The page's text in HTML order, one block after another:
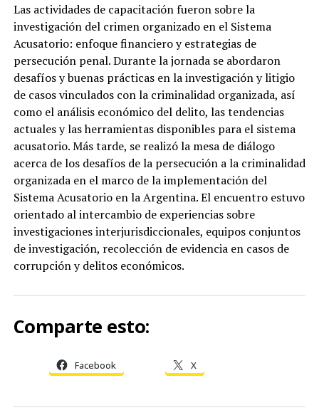
Las actividades de capacitación fueron sobre la
investigación del crimen organizado en el Sistema
Acusatorio: enfoque financiero y estrategias de
persecución penal. Durante la jornada se abordaron
desafíos y buenas prácticas en la investigación y litigio
de casos vinculados con la criminalidad organizada, así
como el análisis económico del delito, las tendencias
actuales y las herramientas disponibles para el sistema
acusatorio. Más tarde, se realizó la mesa de diálogo
acerca de los desafíos de la persecución a la criminalidad
organizada en el marco de la implementación del
Sistema Acusatorio en la Argentina. El encuentro estuvo
orientado al intercambio de experiencias sobre
investigaciones interjurisdiccionales, equipos conjuntos
de investigación, recolección de evidencia en casos de
corrupción y delitos económicos.
Comparte esto:
Facebook X